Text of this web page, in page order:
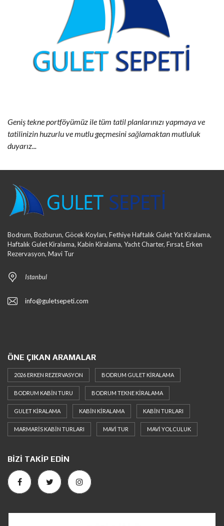
Geniş tekne portföyümüz ile tüm tatil planlarınızı yapmaya ve
tatilinizin huzurlu ve mutlu geçmesini sağlamaktan mutluluk
duyarız...
Bodrum, Bozburun, Göcek Koyları, Fethiye Haftalık Gulet Yat Kiralama,
Haftalık Gulet Kiralama, Kabin Kiralama, Yacht Charter, Fırsat, Erken
Rezervasyon, Mavi Tur
Istanbul
info@guletsepeti.com
ÖNE ÇIKAN ARAMALAR
2026 ERKEN REZERVASYON BODRUM GULET KIRALAMA
BODRUM KABIN TURU BODRUM TEKNE KIRALAMA
GULET KIRALAMA KABIN KIRALAMA KABIN TURLARI
MARMARIS KABIN TURLARI MAVI TUR MAVI YOLCULUK
BIZI TAKIP EDIN